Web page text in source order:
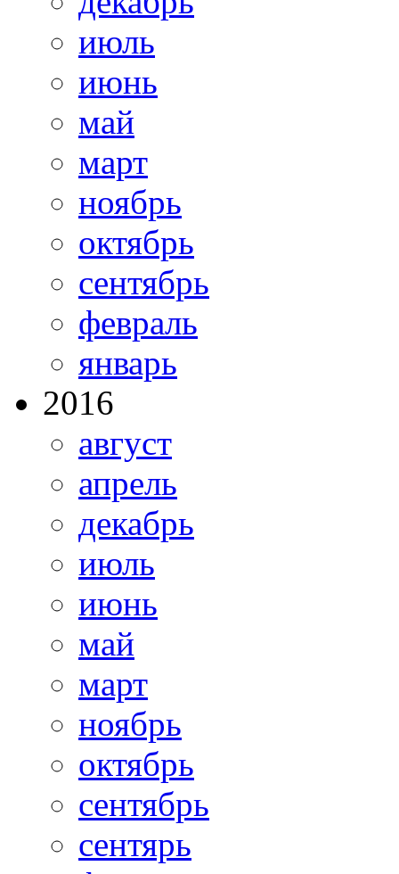
июль
июнь
май
март
ноябрь
октябрь
сентябрь
февраль
январь
2016
август
апрель
декабрь
июль
июнь
май
март
ноябрь
октябрь
сентябрь
сентярь